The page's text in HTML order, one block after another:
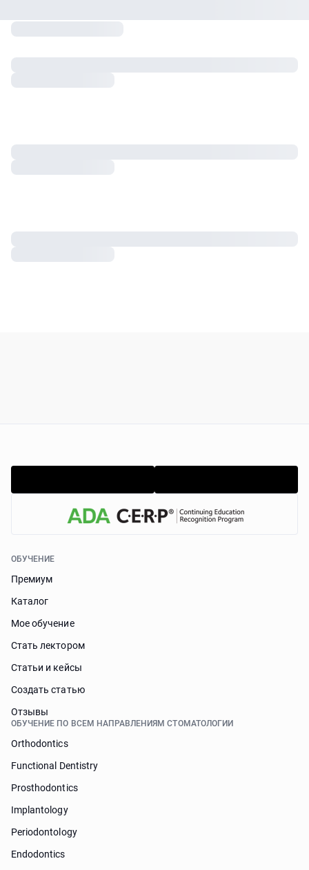
ОБУЧЕНИЕ
Премиум
Каталог
Мое обучение
Стать лектором
Статьи и кейсы
Cоздать статью
Отзывы
ОБУЧЕНИЕ ПО ВСЕМ НАПРАВЛЕНИЯМ СТОМАТОЛОГИИ
Orthodontics
Functional Dentistry
Prosthodontics
Implantology
Periodontology
Endodontics